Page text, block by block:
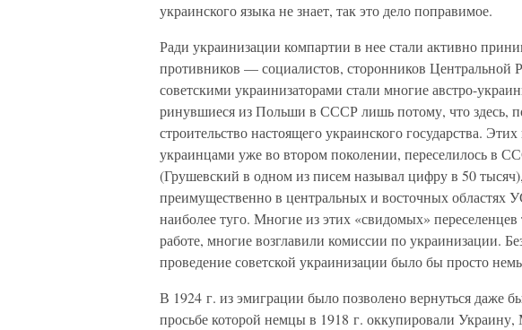
украинского языка не знает, так это дело поправимое.
Ради украинизации компартии в нее стали активно
противников — социалистов, сторонников
советскими украинизаторами стали многие австро-
ринувшиеся из Польши в СССР лишь потому, что здесь,
строительство настоящего украинского государства.
украинцами уже во втором поколении, переселилось в
(Грушевский в одном из писем называл цифру в 50
преимущественно в центральных и восточных областях
наиболее туго. Многие из этих «свидомых»
работе, многие возглавили комиссии по украинизации.
проведение советской украинизации было бы просто
В 1924 г. из эмиграции было позволено вернуться даже
просьбе которой немцы в 1918 г. оккупировали